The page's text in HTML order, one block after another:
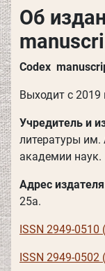
Об
Codex
Выходит c 2019
Учредитель и
литературы
академии наук.
Адрес
25а.
ISSN 2949-0510
ISSN 2949-0502